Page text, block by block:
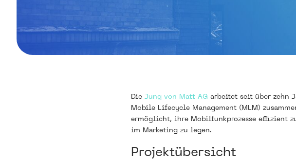
Die Jung von Matt AG arbeitet seit über zehn
Mobile Lifecycle Management (MLM)
ermöglicht, ihre Mobilfunkprozesse effizient
im Marketing zu legen.
Projektübersicht